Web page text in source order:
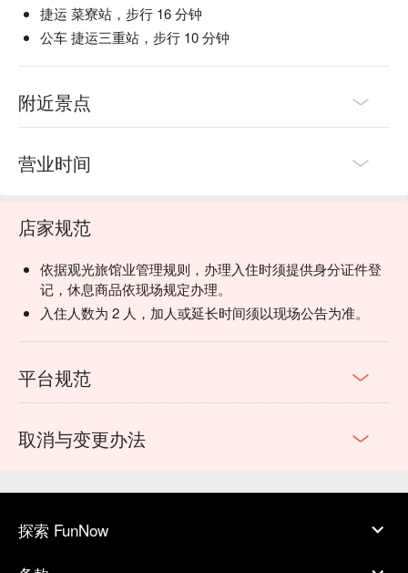
捷运 菜寮站，步行 16 分钟
公车 捷运三重站，步行 10 分钟
附近景点
营业时间
店家规范
依据观光旅馆业管理规则，办理入住时须提供身分证件登
记，休息商品依现场规定办理。
入住人数为 2 人，加人或延长时间须以现场公告为准。
平台规范
取消与变更办法
探索 FunNow